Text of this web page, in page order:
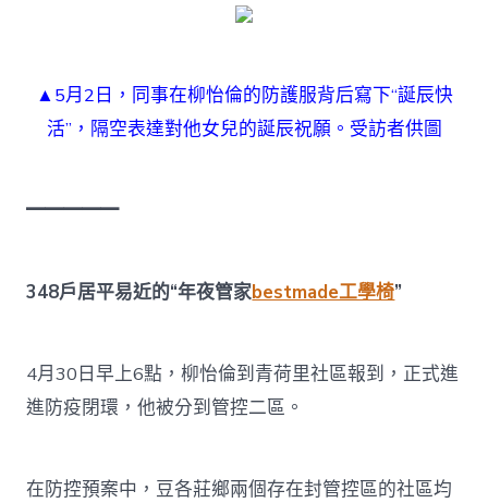
▲5月2日，同事在柳怡倫的防護服背后寫下“誕辰快
活”，隔空表達對他女兒的誕辰祝願。受訪者供圖
━━━━━
348戶居平易近的“年夜管家bestmade工學椅”
4月30日早上6點，柳怡倫到青荷里社區報到，正式進
進防疫閉環，他被分到管控二區。
在防控預案中，豆各莊鄉兩個存在封管控區的社區均